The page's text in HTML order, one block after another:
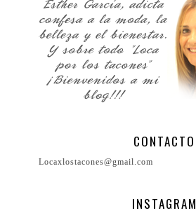
CONTACTO
Locaxlostacones@gmail.com
INSTAGRAM